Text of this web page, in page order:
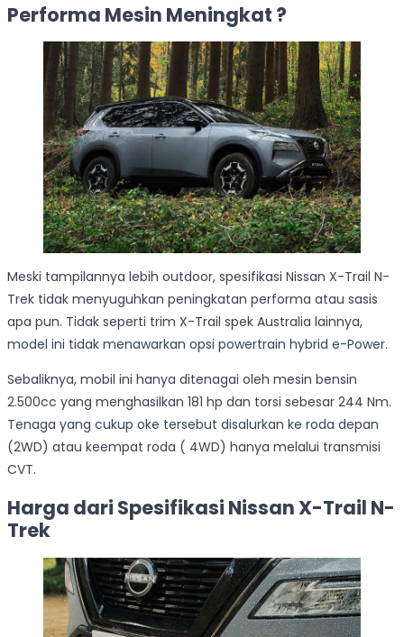
Performa Mesin Meningkat ?
Meski tampilannya lebih outdoor, spesifikasi Nissan X-Trail N-
Trek tidak menyuguhkan peningkatan performa atau sasis
apa pun. Tidak seperti trim X-Trail spek Australia lainnya,
model ini tidak menawarkan opsi powertrain hybrid e-Power.
Sebaliknya, mobil ini hanya ditenagai oleh mesin bensin
2.500cc yang menghasilkan 181 hp dan torsi sebesar 244 Nm.
Tenaga yang cukup oke tersebut disalurkan ke roda depan
(2WD) atau keempat roda ( 4WD) hanya melalui transmisi
CVT.
Harga dari Spesifikasi Nissan X-Trail N-
Trek